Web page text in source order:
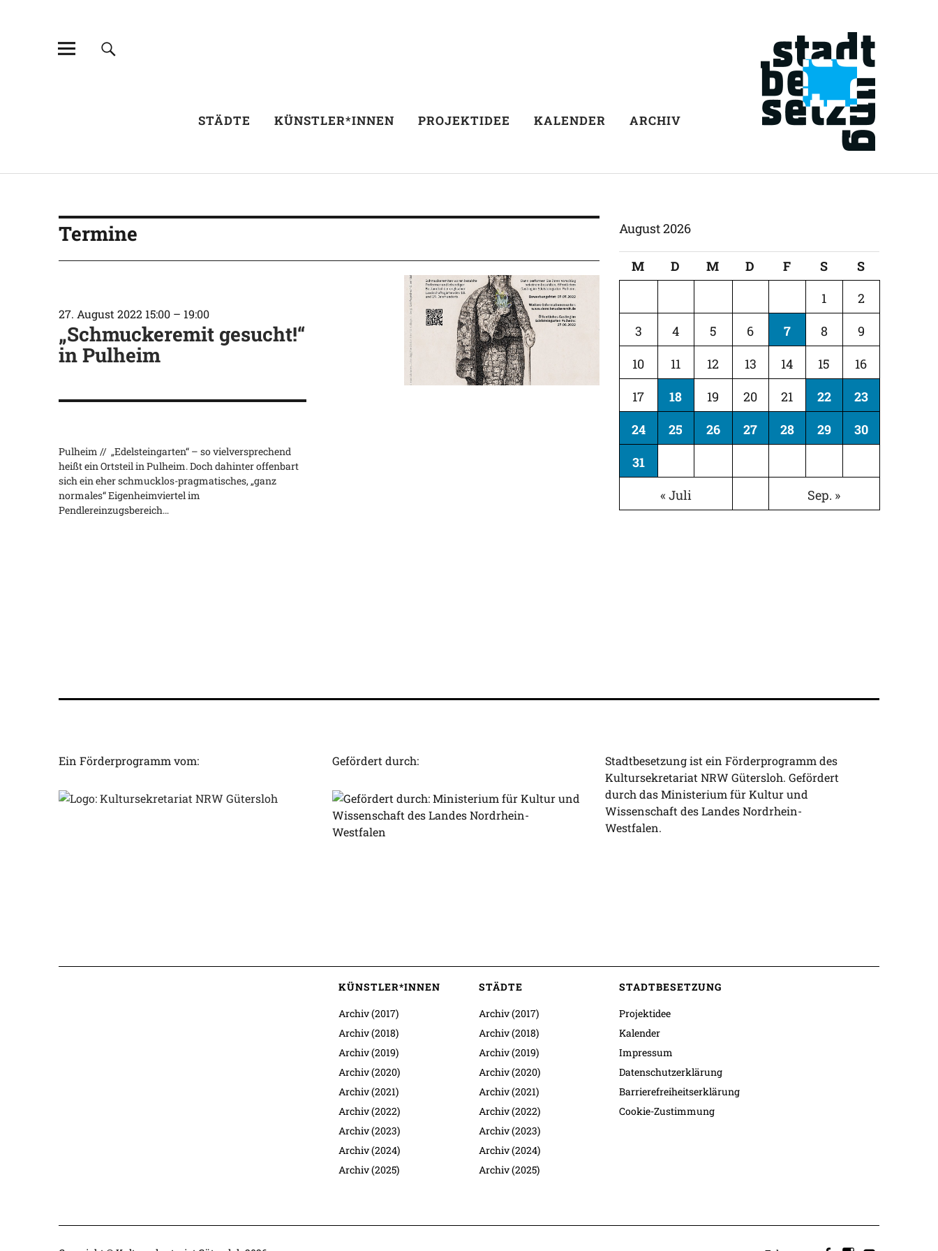
STÄDTE KÜNSTLER*INNEN PROJEKTIDEE KALENDER ARCHIV
Termine
27. August 2022 15:00 – 19:00
„Schmuckeremit gesucht!“
in Pulheim
Pulheim // „Edelsteingarten“ – so vielversprechend
heißt ein Ortsteil in Pulheim. Doch dahinter offenbart
sich ein eher schmucklos-pragmatisches, „ganz
normales“ Eigenheimviertel im
Pendlereinzugsbereich…
August 2026
M D M D F S
S
1
2
3
4 5 6 7 8
9
10
11 12 13 14 15
16
17
18 19 20 21 22
23
24
25 26 27 28 29
30
31
« Juli
Sep. »
Ein Förderprogramm vom: Gefördert durch:
Stadtbesetzung ist ein Förderprogramm des
Kultursekretariat NRW Gütersloh. Gefördert
durch das Ministerium für Kultur und
Wissenschaft des Landes Nordrhein-
Westfalen.
KÜNSTLER*INNEN
Archiv (2017)
Archiv (2018)
Archiv (2019)
Archiv (2020)
Archiv (2021)
Archiv (2022)
Archiv (2023)
Archiv (2024)
Archiv (2025)
STÄDTE
Archiv (2017)
Archiv (2018)
Archiv (2019)
Archiv (2020)
Archiv (2021)
Archiv (2022)
Archiv (2023)
Archiv (2024)
Archiv (2025)
STADTBESETZUNG
Projektidee
Kalender
Impressum
Datenschutzerklärung
Barrierefreiheitserklärung
Cookie-Zustimmung